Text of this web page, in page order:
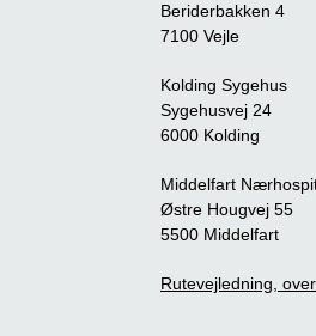
Beriderbakken 4
7100 Vejle
Kolding Sygehus
Sygehusvej 24
6000 Kolding
Middelfart
Østre Hougvej 55
5500 Middelfart
Rutevejledning,